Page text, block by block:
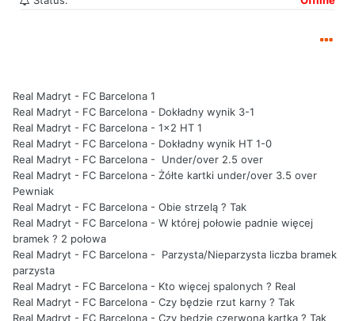
Real Madryt - FC Barcelona 1
Real Madryt - FC Barcelona - Dokładny wynik 3-1
Real Madryt - FC Barcelona - 1x2 HT 1
Real Madryt - FC Barcelona - Dokładny wynik HT 1-0
Real Madryt - FC Barcelona - Under/over 2.5 over
Real Madryt - FC Barcelona - Żółte kartki under/over 3.5 over
Pewniak
Real Madryt - FC Barcelona - Obie strzelą ? Tak
Real Madryt - FC Barcelona - W której połowie padnie więcej
bramek ? 2 połowa
Real Madryt - FC Barcelona - Parzysta/Nieparzysta liczba bramek
parzysta
Real Madryt - FC Barcelona - Kto więcej spalonych ? Real
Real Madryt - FC Barcelona - Czy będzie rzut karny ? Tak
Real Madryt - FC Barcelona - Czy będzie czerwona kartka ? Tak